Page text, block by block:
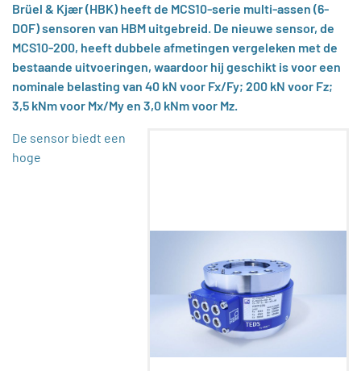
Brüel & Kjær (HBK) heeft de MCS10-serie multi-assen (6-
DOF) sensoren van HBM uitgebreid. De nieuwe sensor, de
MCS10-200, heeft dubbele afmetingen vergeleken met de
bestaande uitvoeringen, waardoor hij geschikt is voor een
nominale belasting van 40 kN voor Fx/Fy; 200 kN voor Fz;
3,5 kNm voor Mx/My en 3,0 kNm voor Mz.
De sensor biedt een
hoge